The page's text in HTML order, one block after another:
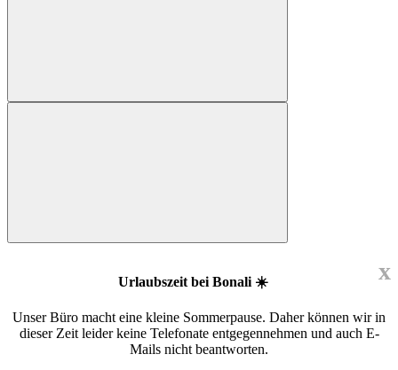
x
Urlaubszeit bei Bonali ☀️
Unser Büro macht eine kleine Sommerpause. Daher können wir in
dieser Zeit leider keine Telefonate entgegennehmen und auch E-
Mails nicht beantworten.